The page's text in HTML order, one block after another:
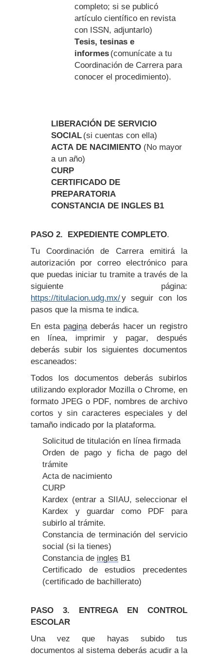
completo; si se publicó
artículo científico en revista
con ISSN, adjuntarlo)
Tesis, tesinas e
informes (comunícate a tu
Coordinación de Carrera para
conocer el procedimiento).
LIBERACIÓN DE SERVICIO
SOCIAL (si cuentas con ella)
ACTA DE NACIMIENTO (No mayor
a un año)
CURP
CERTIFICADO DE
PREPARATORIA
CONSTANCIA DE INGLES B1
PASO 2. EXPEDIENTE COMPLETO.
Tu Coordinación de Carrera emitirá la
autorización por correo electrónico para
que puedas iniciar tu tramite a través de la
siguiente página:
https://titulacion.udg.mx/y seguir con los
pasos que la misma te indica.
En esta paginadeberás hacer un registro
en línea, imprimir y pagar, después
deberás subir los siguientes documentos
escaneados:
Todos los documentos deberás subirlos
utilizando explorador Mozilla o Chrome, en
formato JPEG o PDF, nombres de archivo
cortos y sin caracteres especiales y del
tamaño indicado por la plataforma.
Solicitud de titulación en línea firmada
Orden de pago y ficha de pago del
trámite
Acta de nacimiento
CURP
Kardex (entrar a SIIAU, seleccionar el
Kardex y guardar como PDF para
subirlo al trámite.
Constancia de terminación del servicio
social (si la tienes)
Constancia de ingles B1
Certificado de estudios precedentes
(certificado de bachillerato)
PASO 3.
ENTREGA EN CONTROL
ESCOLAR
Una vez que hayas subido tus
documentos al sistema deberás acudir a la